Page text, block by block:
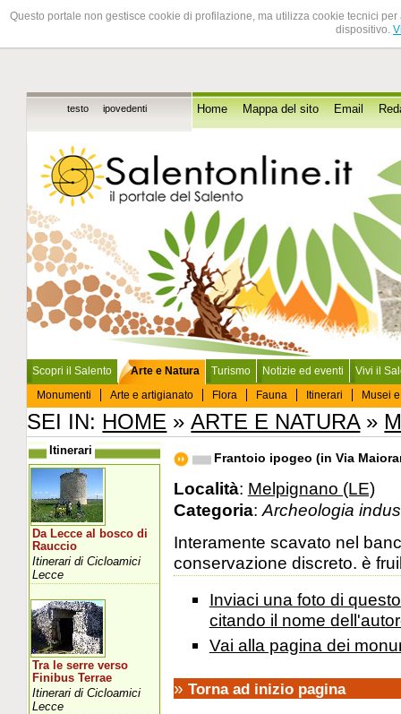
Questo portale non gestisce cookie di profilazione, ma utilizza cookie tecnici
dispositivo.
testo ipovedenti Home Mappa del sito Email
Scopri il Salento
Arte e Natura
Monumenti
Arte e artigianato Flora Fauna Itinerari Musei
Turismo Notizie ed eventi Vivi il
SEI IN: HOME »ARTE E NATURA»
Frantoio ipogeo (in Via
Località: Melpignano (LE)
Categoria: Archeologia
Interamente scavato nel
conservazione discreto. è
Inviaci una foto di
citando il nome
Vai alla pagina dei
» Torna ad inizio pagina
Itinerari
Da Lecce al bosco di
Rauccio
Itinerari di Cicloamici
Lecce
Tra le serre verso
Finibus Terrae
Itinerari di Cicloamici
Lecce